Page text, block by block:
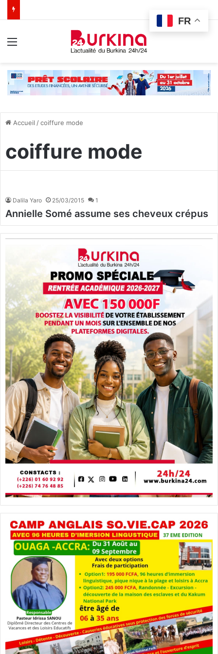
Accueil /coiffure mode
coiffure mode
Dalila Yaro 25/03/2015 1
Annielle Somé assume ses cheveux crépus
FR